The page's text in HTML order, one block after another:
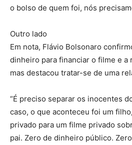
o bolso de quem foi, nós
Outro lado
Em nota, Flávio Bolsonaro
dinheiro para financiar o filme e a
mas destacou tratar-se de uma
“É preciso separar os inocentes
caso, o que aconteceu foi um
privado para um filme privado
pai. Zero de dinheiro público.